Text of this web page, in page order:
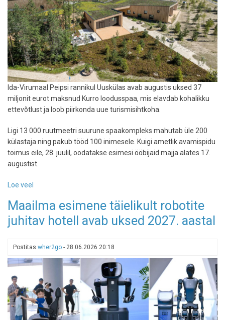
Ida-Virumaal Peipsi rannikul Uuskülas avab augustis uksed 37
miljonit eurot maksnud Kurro loodusspaa, mis elavdab kohalikku
ettevõtlust ja loob piirkonda uue turismisihtkoha.
Ligi 13 000 ruutmeetri suurune spaakompleks mahutab üle 200
külastaja ning pakub tööd 100 inimesele. Kuigi ametlik avamispidu
toimus eile, 28. juulil, oodatakse esimesi ööbijaid majja alates 17.
augustist.
Loe veel
rannikul
avab
loodusspaa
Maailma esimene täielikult robotite
juhitav hotell avab uksed 2027. aastal
Postitas wher2go - 28.06.2026 20:18